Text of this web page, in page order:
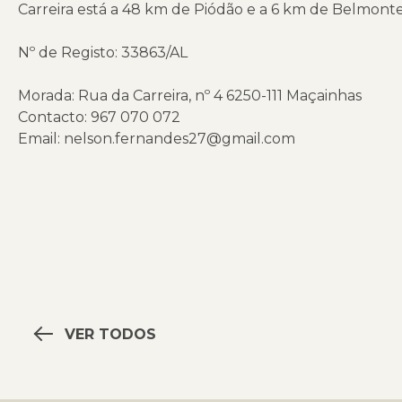
Carreira está a 48 km de Piódão e a 6 km de
Nº de Registo: 33863/AL
Morada: Rua da Carreira, nº 4 6250-111 Maçainhas
Contacto: 967 070 072
Email: nelson.fernandes27@gmail.com
VER TODOS